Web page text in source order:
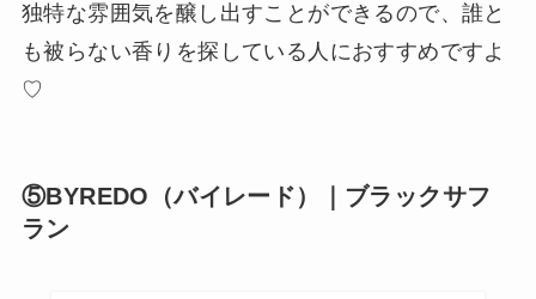
独特な雰囲気を醸し出すことができるので、誰と
も被らない香りを探している人におすすめですよ
♡
⑤BYREDO（バイレード）｜ブラックサフ
ラン